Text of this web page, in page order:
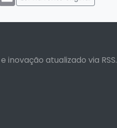
atualizado via RSS.